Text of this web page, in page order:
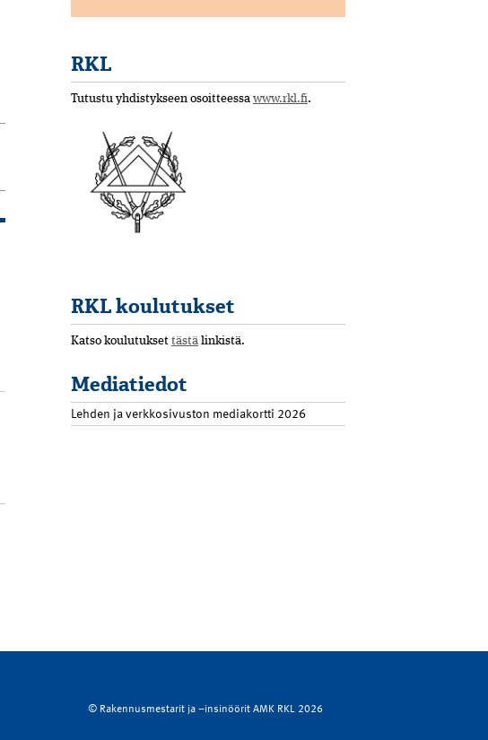
RKL
Tutustu yhdistykseen osoitteessa www.rkl.fi.
RKL koulutukset
Katso koulutukset tästä linkistä.
Mediatiedot
Lehden ja verkkosivuston mediakortti 2026
© Rakennusmestarit ja –insinöörit AMK RKL 2026